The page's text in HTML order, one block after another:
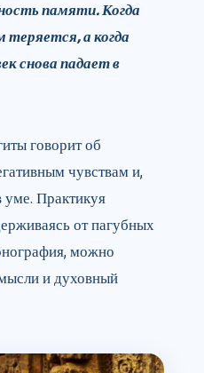
памяти. Когда
теряется, а когда
снова падает в
говорит об
чувствам и,
уме. Практикуя
от пагубных
можно
и духовный